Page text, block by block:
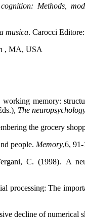
Methods,
musica. Carocci
, MA, USA
memory:
The
the grocery
people. Memory,6, 91-
C. (1998). A
The
decline of numerical